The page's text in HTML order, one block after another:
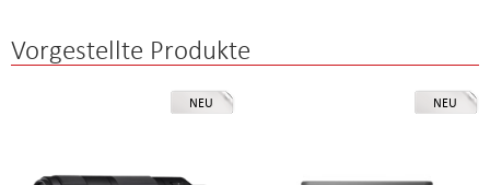
Vorgestellte Produkte
NEU NEU